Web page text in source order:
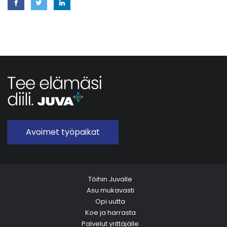
Avoimet työpaikat
Töihin Juvalle
Asu mukavasti
Opi uutta
Koe ja harrasta
Palvelut yrittäjälle